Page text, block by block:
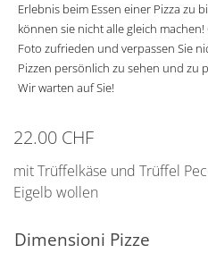
Erlebnis beim Essen einer Pizza zu
können sie nicht alle gleich
Foto zufrieden und verpassen Sie
Pizzen persönlich zu sehen und zu
Wir warten auf Sie!
22.00 CHF
mit Trüffelkäse und Trüffel
Eigelb wollen
Dimensioni Pizze